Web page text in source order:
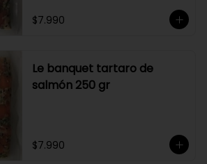
$7.990
Le banquet tartaro de
salmón 250 gr
$7.990